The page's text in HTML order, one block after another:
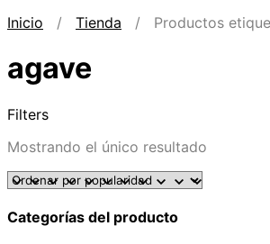
Inicio / Tienda / Productos
agave
Filters
Mostrando el único resultado
Categorías del producto